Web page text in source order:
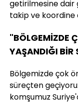
getirilmesine dair
takip ve koordine
"BÖLGEMİZDE
YAŞANDIĞI BİR
Bölgemizde çok
süreçten
komşumuz